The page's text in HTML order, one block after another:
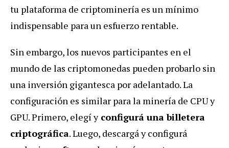
tu plataforma de criptominería es un mínimo
indispensable para un esfuerzo rentable.
Sin embargo, los nuevos participantes en el
mundo de las criptomonedas pueden probarlo sin
una inversión gigantesca por adelantado. La
configuración es similar para la minería de CPU y
GPU. Primero, elegí yconfigurá una billetera
criptográfica. Luego, descargá y configurá